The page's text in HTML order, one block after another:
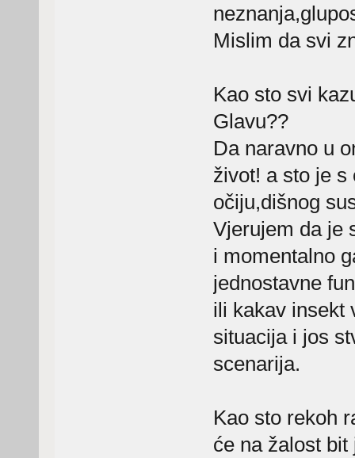
Mislim da svi
Kao sto svi
Glavu??
Da naravno u
život! a sto je
očiju,dišnog
Vjerujem da je
i momentalno
jednostavne
ili kakav insekt
situacija i jos
scenarija.
Kao sto rekoh
će na žalost